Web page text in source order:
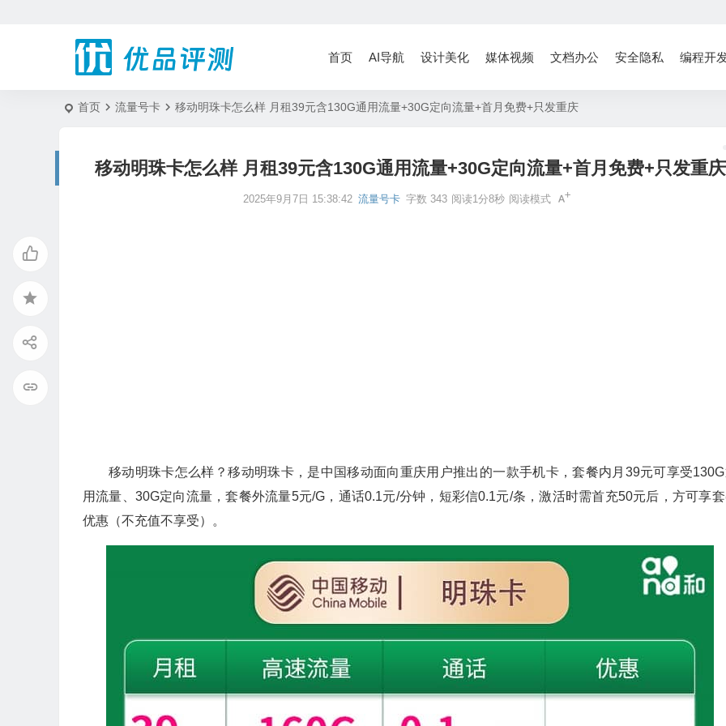
首页 AI导航 设计美化 媒体视频 文档办公 安全隐私 编程开
首页 流量号卡 移动明珠卡怎么样 月租39元含130G通用流量+30G定向流量+首月免费+只发重庆
移动明珠卡怎么样 月租39元含130G通用流量+30G定向流量+首月免费+只发重庆
2025年9月7日 15:38:42 流量号卡 字数 343 阅读1分8秒 阅读模式
移动明珠卡怎么样？移动明珠卡，是中国移动面向重庆用户推出的一款手机卡，套餐内月39元可享受
用流量、30G定向流量，套餐外流量5元/G，通话0.1元/分钟，短彩信0.1元/条，激活时需首充50元后，方可享
优惠（不充值不享受）。